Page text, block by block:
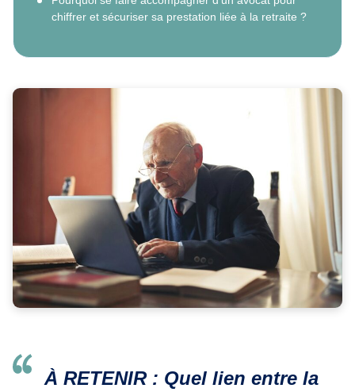
chiffrer et sécuriser sa prestation liée à la retraite ?
À RETENIR : Quel lien entre la